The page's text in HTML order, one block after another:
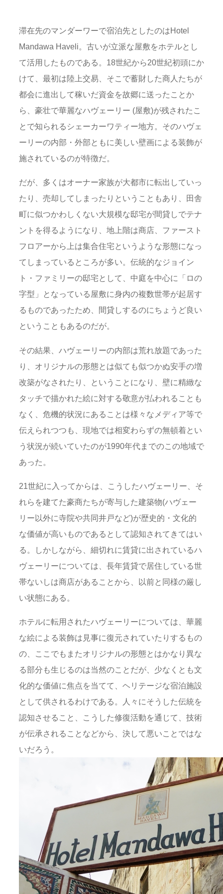
滞在先のマンダーワーで宿泊先としたのはHotel
Mandawa Haveli。古いが立派な屋敷をホテルとし
て活用したものである。18世紀から20世紀初頭にか
けて、最初は陸上交易、そこで蓄財した商人たちが
都会に進出して稼いだ資金を故郷に送ったことか
ら、豪壮で華麗なハヴェーリー (屋敷)が残されたこ
とで知られるシェーカーワティー地方。そのハヴェ
ーリーの内部・外部ともに美しい壁画による装飾が
施されているのが特徴だ。
だが、多くはオーナー家族が大都市に転出していっ
たり、売却してしまったりということもあり、田舎
町に似つかわしくない大規模な邸宅が間貸しでテナ
ントを得るようになり、地上階は商店、ファースト
フロアーから上は集合住宅というような形態になっ
てしまっているところが多い。伝統的なジョイン
ト・ファミリーの邸宅として、中庭を中心に「ロの
字型」となっている屋敷に身内の複数世帯が起居す
るものであったため、間貸しするのにちょうど良い
ということもあるのだが。
その結果、ハヴェーリーの内部は荒れ放題であった
り、オリジナルの形態とは似ても似つかぬ安手の増
改築がなされたり、ということになり、壁に精緻な
タッチで描かれた絵に対する敬意が払われることも
なく、危機的状況にあることは様々なメディア等で
伝えられつつも、現地では相変わらずの無頓着とい
う状況が続いていたのが1990年代までのこの地域で
あった。
21世紀に入ってからは、こうしたハヴェーリー、そ
れらを建てた豪商たちが寄与した建築物(ハヴェー
リー以外に寺院や共同井戸など)が歴史的・文化的
な価値が高いものであるとして認知されてきてはい
る。しかしながら、細切れに賃貸に出されているハ
ヴェーリーについては、長年賃貸で居住している世
帯ないしは商店があることから、以前と同様の厳し
い状態にある。
ホテルに転用されたハヴェーリーについては、華麗
な絵による装飾は見事に復元されていたりするもの
の、ここでもまたオリジナルの形態とはかなり異な
る部分も生じるのは当然のことだが、少なくとも文
化的な価値に焦点を当てて、ヘリテージな宿泊施設
として供されるわけである。人々にそうした伝統を
認知させること、こうした修復活動を通じて、技術
が伝承されることなどから、決して悪いことではな
いだろう。